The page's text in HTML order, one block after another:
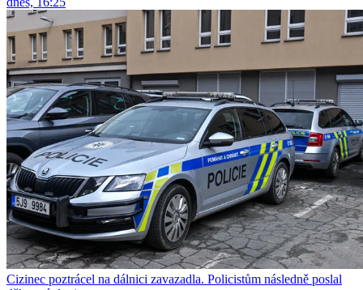
Cizinec poztrácel na dálnici zavazadla. Policistům následně poslal